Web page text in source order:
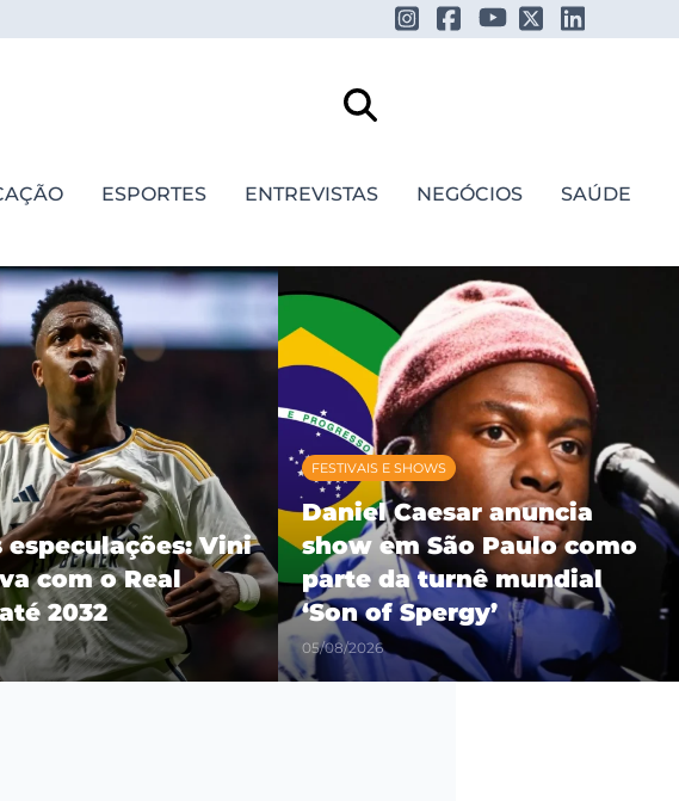
ESPORTES ENTREVISTAS NEGÓCIOS SAÚDE
especulações: Vini
com o Real
2032
FESTIVAIS E SHOWS
Daniel Caesar anuncia
show em São Paulo como
parte da turnê mundial
‘Son of Spergy’
05/08/2026